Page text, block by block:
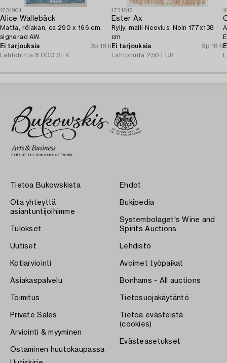
1731901
Alice Wallebäck
Matta, rölakan, ca 290 x 166 cm,
signerad AW.
Ei tarjouksia
3p 18 h
Lähtöhinta 8 000 SEK
1731816
Ester Ax
Ryijy, malli Neovius. Noin 177x138
cm.
Ei tarjouksia
3p 18 h
Lähtöhinta 250 EUR
Tietoa Bukowskista
Ota yhteyttä
asiantuntijoihimme
Tulokset
Uutiset
Kotiarviointi
Asiakaspalvelu
Toimitus
Private Sales
Arviointi & myyminen
Ostaminen huutokaupassa
Ehdot
Bukipedia
Systembolaget's Wine and
Spirits Auctions
Lehdistö
Avoimet työpaikat
Bonhams - All auctions
Tietosuojakäytäntö
Tietoa evästeistä
(cookies)
Evästeasetukset